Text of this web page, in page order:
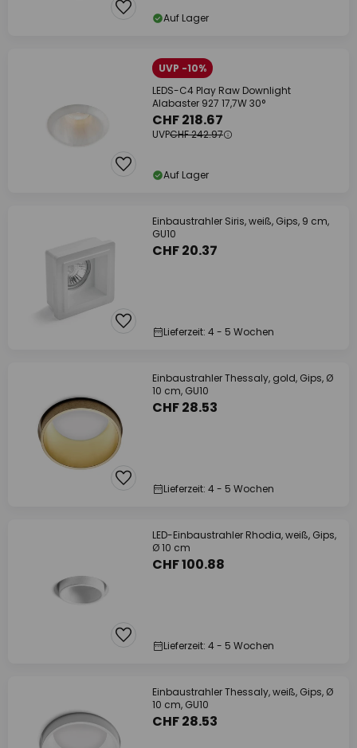
Auf Lager
UVP -10%
LEDS-C4 Play Raw Downlight
Alabaster 927 17,7W 30°
CHF 218.67
UVPCHF 242.97
Auf Lager
Einbaustrahler Siris, weiß, Gips, 9 cm,
GU10
CHF 20.37
Lieferzeit: 4 - 5 Wochen
Einbaustrahler Thessaly, gold, Gips, Ø
10 cm, GU10
CHF 28.53
Lieferzeit: 4 - 5 Wochen
LED-Einbaustrahler Rhodia, weiß, Gips,
Ø 10 cm
CHF 100.88
Lieferzeit: 4 - 5 Wochen
Einbaustrahler Thessaly, weiß, Gips, Ø
10 cm, GU10
CHF 28.53